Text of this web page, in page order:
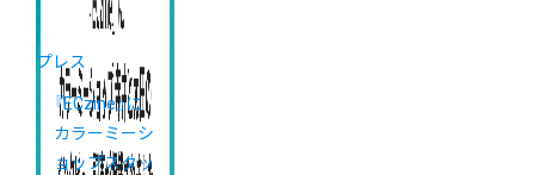
プレス
『ECzine』に
カラーミーシ
ョップスタッ